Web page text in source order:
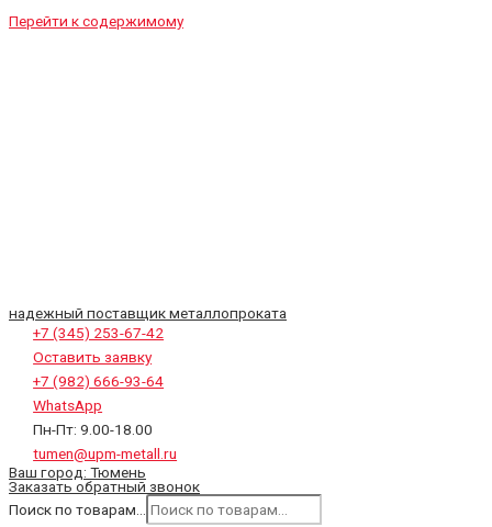
Перейти к содержимому
надежный поставщик металлопроката
+7 (345) 253-67-42
Оставить заявку
+7 (982) 666-93-64
WhatsApp
Пн-Пт: 9.00-18.00
tumen@upm-metall.ru
Ваш город: Тюмень
Заказать обратный звонок
Поиск по товарам...